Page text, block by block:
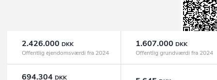
2.426.000 DKK
Offentlig ejendomsværdi fra 2024
1.607.000 DKK
Offentlig grundværdi fra 2024
694.304 DKK